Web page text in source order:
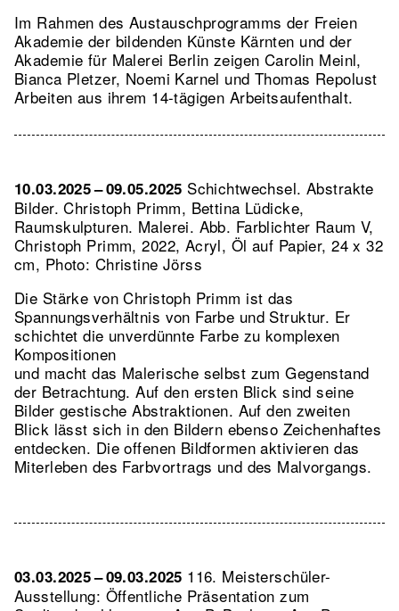
Im Rahmen des Austauschprogramms der Freien
Akademie der bildenden Künste Kärnten und der
Akademie für Malerei Berlin zeigen Carolin Meinl,
Bianca Pletzer, Noemi Karnel und Thomas Repolust
Arbeiten aus ihrem 14-tägigen Arbeitsaufenthalt.
10.03.2025 – 09.05.2025 Schichtwechsel. Abstrakte
Bilder. Christoph Primm, Bettina Lüdicke,
Raumskulpturen. Malerei. Abb. Farblichter Raum V,
Christoph Primm, 2022, Acryl, Öl auf Papier, 24 x 32
cm, Photo: Christine Jörss
Die Stärke von Christoph Primm ist das
Spannungsverhältnis von Farbe und Struktur. Er
schichtet die unverdünnte Farbe zu komplexen
Kompositionen
und macht das Malerische selbst zum Gegenstand
der Betrachtung. Auf den ersten Blick sind seine
Bilder gestische Abstraktionen. Auf den zweiten
Blick lässt sich in den Bildern ebenso Zeichenhaftes
entdecken. Die offenen Bildformen aktivieren das
Miterleben des Farbvortrags und des Malvorgangs.
03.03.2025 – 09.03.2025 116. Meisterschüler-
Ausstellung: Öffentliche Präsentation zum